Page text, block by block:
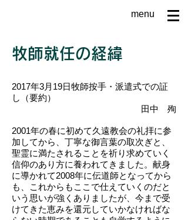
menu
牧師就任の経緯
2017年3月19日牧師按手・派遣式での証
し（要約）
​​田中 殉
2001年の春に初めて久遠教会の礼拝に参
加してから、丁寧な御言葉の取次ぎと、
聖霊に満たされることを祈り求めていく
信仰のあり方に養われてきました。献身
に導かれて2008年に伝道師となってから
も、これからもここで仕えていくのだと
いう思いが強くありましたが、今まで受
けてきた恵みを還元していかなければな